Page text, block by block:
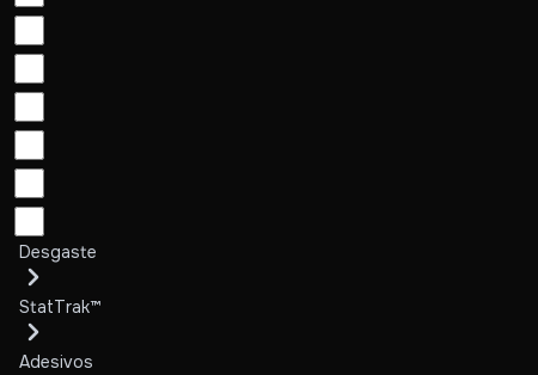
Desgaste
StatTrak™
Adesivos